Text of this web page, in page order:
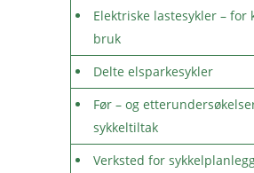
Elektriske lastesykler – for
bruk
Delte elsparkesykler
Før – og
sykkeltiltak
Verksted for